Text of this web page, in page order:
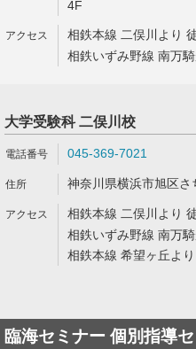
4F
相鉄本線 二俣川より
相鉄いずみ野線 南万
大学受験科 二俣川校
045-369-7021
神奈川県横浜市旭区
相鉄本線 二俣川より
相鉄いずみ野線 南万
相鉄本線 希望ヶ丘よ
臨海セミナー 個別指導